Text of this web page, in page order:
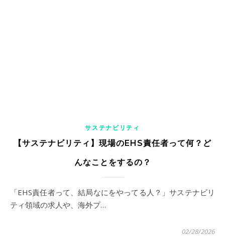
サステナビリティ
【サステナビリティ】現場のEHS責任者って何？ど
んなことをするの？
「EHS責任者って、結局なにをやってる人？」サステナビリ
ティ領域の求人や、海外プ…
02/28/2026